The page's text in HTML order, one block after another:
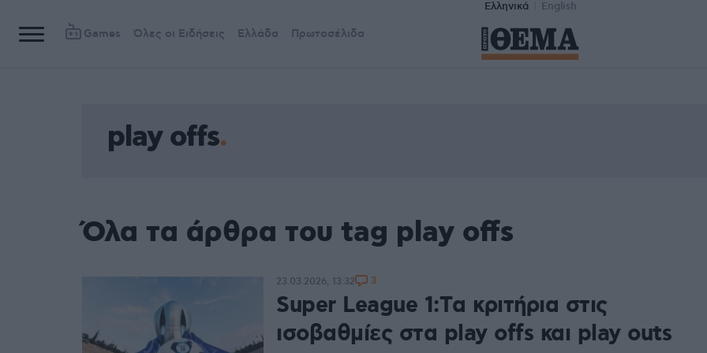
Ελληνικά English
Games Όλες οι Ειδήσεις Ελλάδα Πρωτοσέλιδα
play offs
Όλα τα άρθρα του tag play offs
Super League 1:Tα κριτήρια στις
ισοβαθμίες στα play offs και play outs
23.03.2026, 13:32 3